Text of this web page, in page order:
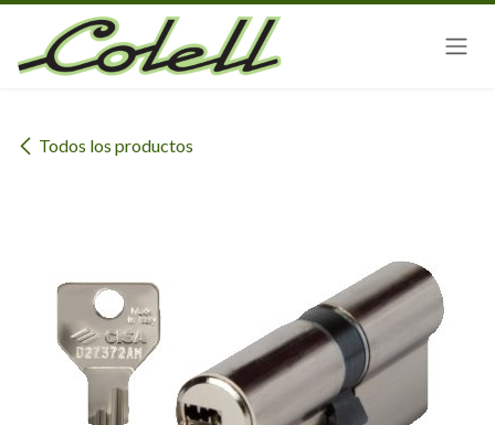
Ir al contenido
Todos los productos